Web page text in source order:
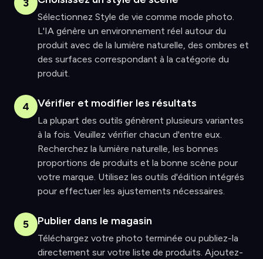
3
Sélectionnez Style de vie comme mode photo.
L'IA génère un environnement réel autour du
produit avec de la lumière naturelle, des ombres et
des surfaces correspondant à la catégorie du
produit.
4 Vérifier et modifier les résultats
La plupart des outils génèrent plusieurs variantes
à la fois. Veuillez vérifier chacun d'entre eux.
Recherchez la lumière naturelle, les bonnes
proportions de produits et la bonne scène pour
votre marque. Utilisez les outils d'édition intégrés
pour effectuer les ajustements nécessaires.
5 Publier dans le magasin
Téléchargez votre photo terminée ou publiez-la
directement sur votre liste de produits. Ajoutez-